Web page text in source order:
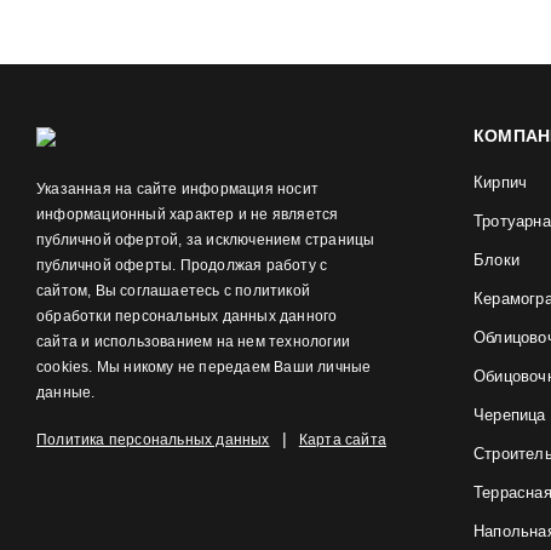
Указанная на сайте информация носит
информационный характер и не является
публичной офертой, за исключением страницы
публичной оферты. Продолжая работу с
сайтом, Вы соглашаетесь с политикой
обработки персональных данных данного
сайта и использованием на нем технологии
cookies. Мы никому не передаем Ваши личные
данные.
Политика персональных данных | Карта сайта
Кирпич
Блоки
Черепица